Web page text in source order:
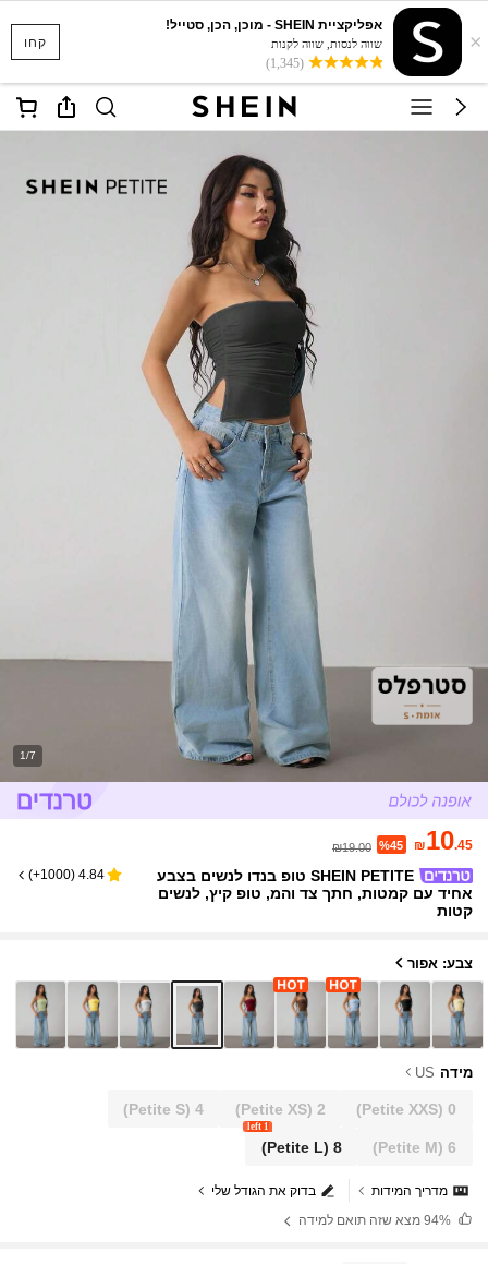
קחו ×
אפליקציית SHEIN - מוכן, הכן, סטייל!
שווה לנסות, שווה לקנות
(1,345)
1/7
₪10.45
%45
₪19.00
SHEIN PETITE טופ בנדו לנשים בצבע
אחיד עם קמטות, חתך צד והמ, טופ קיץ, לנשים
קטות
4.84
(
1000+
)
צבע: אפור
מידה US
0
(Petite XXS)
2
(Petite XS)
4
(Petite S)
6
(Petite M)
8
(Petite L)
1 left
בדוק את הגודל שלי
מדריך המידות
מצא שזה תואם למידה